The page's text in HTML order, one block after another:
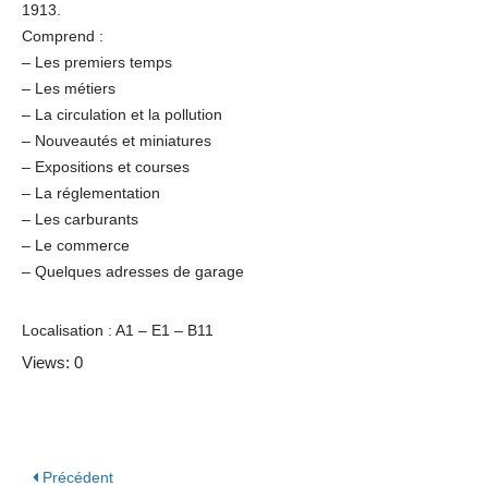
1913.
Comprend :
– Les premiers temps
– Les métiers
– La circulation et la pollution
– Nouveautés et miniatures
– Expositions et courses
– La réglementation
– Les carburants
– Le commerce
– Quelques adresses de garage
Localisation : A1 – E1 – B11
Views: 0
Précédent